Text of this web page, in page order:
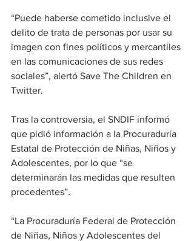
“Puede haberse cometido inclusive el
delito de trata de personas por usar su
imagen con fines políticos y mercantiles
en las comunicaciones de sus redes
sociales”, alertó Save The Children en
Twitter.
Tras la controversia, el SNDIF informó
que pidió información a la Procuraduría
Estatal de Protección de Niñas, Niños y
Adolescentes, por lo que “se
determinarán las medidas que resulten
procedentes”.
“La Procuraduría Federal de Protección
de Niñas, Niños y Adolescentes del